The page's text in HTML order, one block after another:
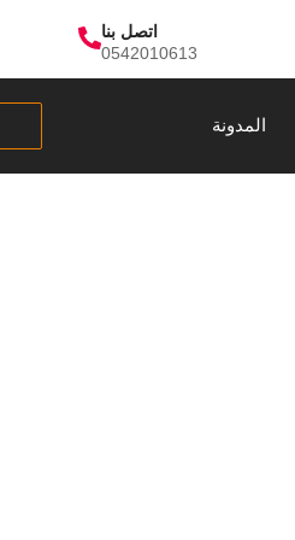
اتصل بنا
0542010613
المدونة